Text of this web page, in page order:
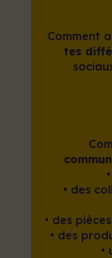
Comment
tes
• des
• des
• des
•